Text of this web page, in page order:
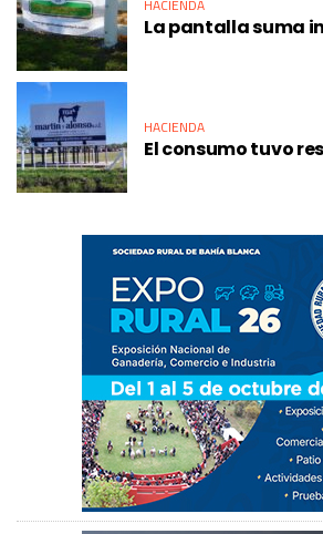
HACIENDA
La pantalla suma
HACIENDA
El consumo tuvo